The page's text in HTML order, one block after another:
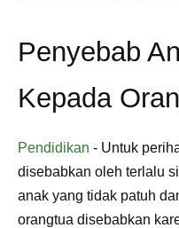
Penyebab
Kepada
Pendidikan - Untuk
disebabkan oleh terlalu
anak yang tidak patuh
orangtua disebabkan